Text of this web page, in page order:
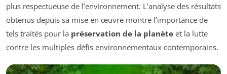
plus respectueuse de l’environnement. L’analyse des résultats
obtenus depuis sa mise en œuvre montre l’importance de
tels traités pour la préservation de la planète et la lutte
contre les multiples défis environnementaux contemporains.